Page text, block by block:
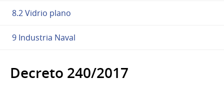
8.2 Vidrio plano
9 Industria Naval
Decreto 240/2017